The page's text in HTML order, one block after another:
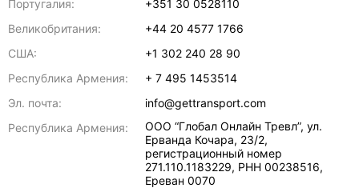
Португалия:
+351 30 0528110
Великобритания:
+44 20 4577 1766
США:
+1 302 240 28 90
Республика Армения:
+ 7 495 1453514
Эл. почта:
info@gettransport.com
Республика Армения:
ООО “Глобал Онлайн Тревл”, ул.
Ерванда Кочара, 23/2,
регистрационный номер
271.110.1183229, РНН 00238516,
Ереван 0070